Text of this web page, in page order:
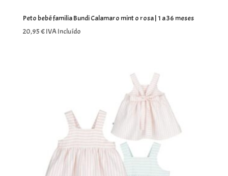
Peto bebé familia Bundi Calamaro mint o rosa | 1 a 36 meses
20,95€IVA Incluído